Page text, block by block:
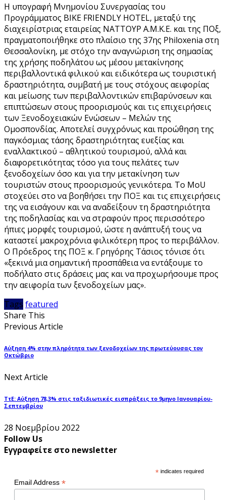
Η υπογραφή Μνημονίου Συνεργασίας του
Προγράμματος BIKE FRIENDLY HOTEL, μεταξύ της
διαχειρίστριας εταιρείας ΝΑΤΤΟΥΡ Α.Μ.Κ.Ε. και της ΠΟξ,
πραγματοποιήθηκε στο πλαίσιο της 37ης Philoxenia στη
Θεσσαλονίκη, με στόχο την αναγνώριση της σημασίας
της χρήσης ποδηλάτου ως μέσου μετακίνησης
περιβαλλοντικά φιλικού και ειδικότερα ως τουριστική
δραστηριότητα, συμβατή με τους στόχους αειφορίας
και μείωσης των περιβαλλοντικών επιβαρύνσεων και
επιπτώσεων στους προορισμούς και τις επιχειρήσεις
των Ξενοδοχειακών Ενώσεων – Μελών της
Ομοσπονδίας. Αποτελεί συγχρόνως και προώθηση της
παγκόσμιας τάσης δραστηριότητας ευεξίας και
εναλλακτικού – αθλητικού τουρισμού, αλλά και
διαφορετικότητας τόσο για τους πελάτες των
ξενοδοχείων όσο και για την μετακίνηση των
τουριστών στους προορισμούς γενικότερα. Το MoU
στοχεύει στο να βοηθήσει την ΠΟΞ και τις επιχειρήσεις
της να εισάγουν και να αναδείξουν τη δραστηριότητα
της ποδηλασίας και να στραφούν προς περισσότερο
ήπιες μορφές τουρισμού, ώστε η ανάπτυξή τους να
καταστεί μακροχρόνια φιλικότερη προς το περιβάλλον.
Ο Πρόεδρος της ΠΟΞ κ. Γρηγόρης Τάσιος τόνισε ότι
«ξεκινά μια σημαντική προσπάθεια να εντάξουμε το
ποδήλατο στις δράσεις μας και να προχωρήσουμε προς
την αειφορία των ξενοδοχείων μας».
Tags featured
Share This
Previous Article
Αύξηση 4% στην πληρότητα των ξενοδοχείων της πρωτεύουσας τον
Οκτώβριο
Next Article
ΤτΕ: Αύξηση 78,3% στις ταξιδιωτικές εισπράξεις το 9μηνο Ιανουαρίου-
Σεπτεμβρίου
28 Νοεμβρίου 2022
Follow Us
Εγγραφείτε στο newsletter
* indicates required
Email Address *